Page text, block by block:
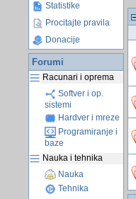
Statistike
Procitajte pravila
Donacije
Forumi
Racunari i oprema
Softver i op.
sistemi
Hardver i mreze
Programiranje i
baze
Nauka i tehnika
Nauka
Tehnika